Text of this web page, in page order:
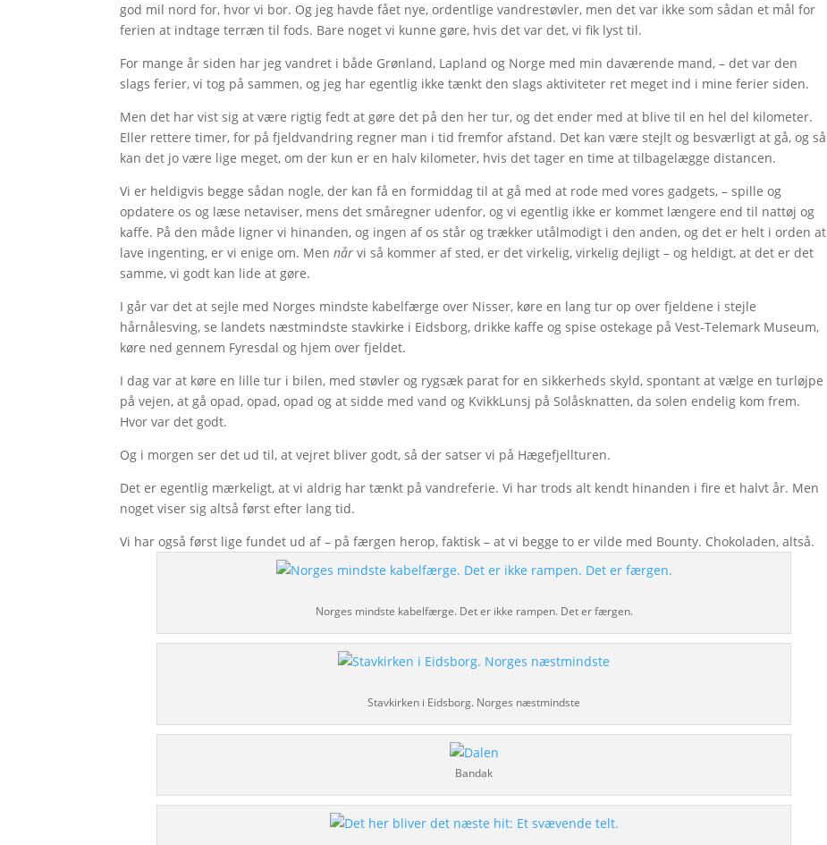
god mil nord for, hvor vi bor. Og jeg havde fået nye, ordentlige vandrestøvler, men det var ikke som sådan et mål for
ferien at indtage terræn til fods. Bare noget vi kunne gøre, hvis det var det, vi fik lyst til.
For mange år siden har jeg vandret i både Grønland, Lapland og Norge med min daværende mand, – det var den
slags ferier, vi tog på sammen, og jeg har egentlig ikke tænkt den slags aktiviteter ret meget ind i mine ferier siden.
Men det har vist sig at være rigtig fedt at gøre det på den her tur, og det ender med at blive til en hel del kilometer.
Eller rettere timer, for på fjeldvandring regner man i tid fremfor afstand. Det kan være stejlt og besværligt at gå, og så
kan det jo være lige meget, om der kun er en halv kilometer, hvis det tager en time at tilbagelægge distancen.
Vi er heldigvis begge sådan nogle, der kan få en formiddag til at gå med at rode med vores gadgets, – spille og
opdatere os og læse netaviser, mens det småregner udenfor, og vi egentlig ikke er kommet længere end til nattøj og
kaffe. På den måde ligner vi hinanden, og ingen af os står og trækker utålmodigt i den anden, og det er helt i orden at
lave ingenting, er vi enige om. Mennår vi så kommer af sted, er det virkelig, virkelig dejligt – og heldigt, at det er det
samme, vi godt kan lide at gøre.
I går var det at sejle med Norges mindste kabelfærge over Nisser, køre en lang tur op over fjeldene i stejle
hårnålesving, se landets næstmindste stavkirke i Eidsborg, drikke kaffe og spise ostekage på Vest-Telemark Museum,
køre ned gennem Fyresdal og hjem over fjeldet.
I dag var at køre en lille tur i bilen, med støvler og rygsæk parat for en sikkerheds skyld, spontant at vælge en turløjpe
på vejen, at gå opad, opad, opad og at sidde med vand og KvikkLunsj på Solåsknatten, da solen endelig kom frem.
Hvor var det godt.
Og i morgen ser det ud til, at vejret bliver godt, så der satser vi på Hægefjellturen.
Det er egentlig mærkeligt, at vi aldrig har tænkt på vandreferie. Vi har trods alt kendt hinanden i fire et halvt år. Men
noget viser sig altså først efter lang tid.
Vi har også først lige fundet ud af – på færgen herop, faktisk – at vi begge to er vilde med Bounty. Chokoladen, altså.
Norges mindste kabelfærge. Det er ikke rampen. Det er færgen.
Stavkirken i Eidsborg. Norges næstmindste
Bandak